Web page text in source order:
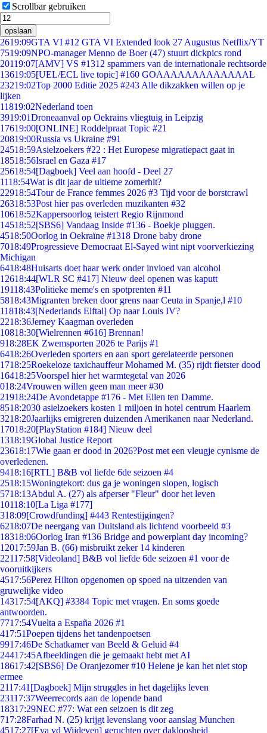
Scrollbar gebruiken
opslaan
2619:09GTA VI #12 GTA VI Extended look 27 Augustus Netflix/YT
7519:09NPO-manager Menno de Boer (47) stuurt dickpics rond
20119:07[AMV] VS #1312 spammers van de internationale rechtsorde
13619:05[UEL/ECL live topic] #160 GOAAAAAAAAAAAAAL
23219:02Top 2000 Editie 2025 #243 Alle dikzakken willen op je
lijken
11819:02Nederland toen
3919:01Droneaanval op Oekrains vliegtuig in Leipzig
17619:00[ONLINE] Roddelpraat Topic #21
20819:00Russia vs Ukraine #91
24518:59Asielzoekers #22 : Het Europese migratiepact gaat in
18518:56Israel en Gaza #17
25618:54[Dagboek] Veel aan hoofd - Deel 27
1118:54Wat is dit jaar de ultieme zomerhit?
22918:54Tour de France femmes 2026 #3 Tijd voor de borstcrawl
26318:53Post hier pas overleden muzikanten #32
10618:52Kappersoorlog teistert Regio Rijnmond
14518:52[SBS6] Vandaag Inside #136 - Boekje pluggen.
4518:50Oorlog in Oekraïne #1318 Drone baby drone
7018:49Progressieve Democraat El-Sayed wint nipt voorverkiezing
Michigan
6418:48Huisarts doet haar werk onder invloed van alcohol
12618:44[WLR SC #417] Nieuw deel openen was kaputt
19118:43Politieke meme's en spotprenten #11
5818:43Migranten breken door grens naar Ceuta in Spanje,l #10
11818:43[Nederlands Elftal] Op naar Louis IV?
2218:36Jerney Kaagman overleden
10818:30[Wielrennen #616] Brennan!
918:28EK Zwemsporten 2026 te Parijs #1
6418:26Overleden sporters en aan sport gerelateerde personen
1718:25Roekeloze taxichauffeur Mohamed M. (35) rijdt fietster dood
16418:25Voorspel hier het warmtegetal van 2026
018:24Vrouwen willen geen man meer #30
21918:24De Avondetappe #176 - Met Ellen ten Damme.
8518:2030 asielzoekers kosten 1 miljoen in hotel centrum Haarlem
3218:20Jaarlijks emigreren duizenden Amerikanen naar Nederland.
17018:20[PlayStation #184] Nieuw deel
1318:19Global Justice Report
23618:17Wie gaan er dood in 2026?Post met een vleugje cynisme de
overledenen.
9418:16[RTL] B&B vol liefde 6de seizoen #4
2518:15Woningtekort: dus ga je woningen slopen, logisch
5718:13Abdul A. (27) als afperser "Fleur" door het leven
10118:10[La Liga #177]
318:09[Crowdfunding] #443 Rentestijgingen?
6218:07De neergang van Duitsland als lichtend voorbeeld #3
18318:06Oorlog Iran #136 Bridge and powerplant day incoming?
12017:59Jan B. (66) misbruikt zeker 14 kinderen
22117:58[Videoland] B&B vol liefde 6de seizoen #1 voor de
vooruitkijkers
4517:56Perez Hilton opgenomen op spoed na uitzenden van
gruwelijke video
14317:54[AKQ] #3384 Topic met vragen. En soms goede
antwoorden.
7717:54Vuelta a España 2026 #1
417:51Poepen tijdens het tandenpoetsen
9917:46De Schatkamer van Beeld & Geluid #4
24417:45Afbeeldingen die je gemaakt hebt met AI
18617:42[SBS6] De Oranjezomer #10 Helene je kan het niet stop
ermee
2117:41 [Dagboek] Mijn struggles in het dagelijks leven
23117:37Weerrecords aan de lopende band
18317:29NEC #77: Wat een seizoen is dit zeg
717:28Farhad N. (25) krijgt levenslang voor aanslag Munchen
4517:27[Eva vd Wijdeven] geruchten over dakloosheid